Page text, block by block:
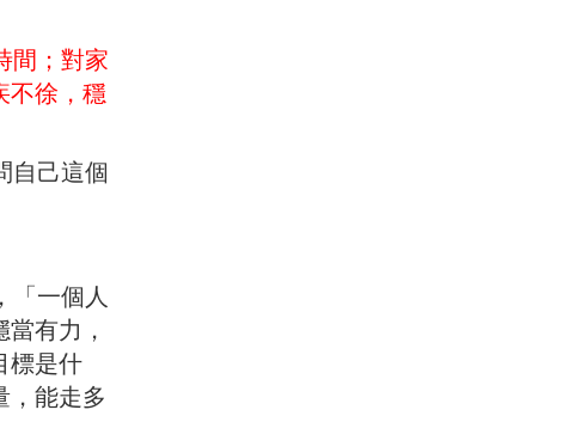
間；對家
不徐，穩
自己這個
一個人
有力，
標是什
，能走多